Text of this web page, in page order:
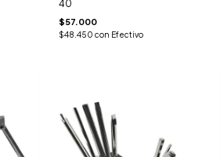
40
$57.000
$48.450 con Efectivo